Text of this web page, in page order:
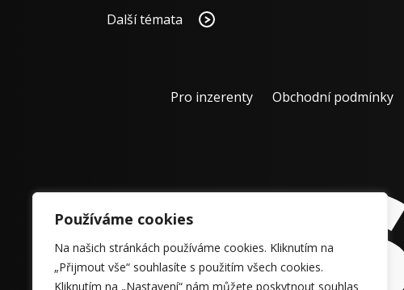
Používáme cookies
Na našich stránkách používáme cookies. Kliknutím na
„Přijmout vše“ souhlasíte s použitím všech cookies.
Kliknutím na „Nastavení“ nám můžete poskytnout souhlas
Další témata
Pro inzerenty Obchodní podmínky